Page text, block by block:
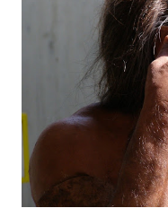
relevante
(não confundir com o
profundo conhecedor
Produção de enchidos
alheira (Alho + sufixo
designação que
Alliaria petiolata, Allium
sphoerocephalon . Já